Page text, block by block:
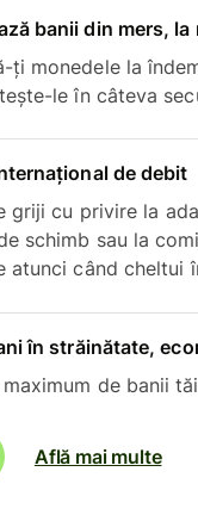
banii din mers, la
ți monedele la
le în câteva
de debit
griji cu privire la
schimb sau la
atunci când cheltui
în străinătate,
de banii
Află mai multe